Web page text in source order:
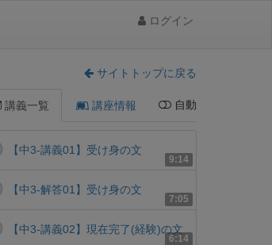
ログイン
サイトトップに戻る
講義一覧 講座情報 自動
9:14
【中3-講義01】受け身の文
7:05
【中3-解答01】受け身の文
6:14
【中3-講義02】現在完了(経験)の文